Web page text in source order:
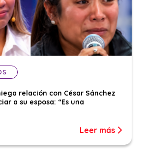
relación con César Sánchez
a su esposa: “Es una
Leer más